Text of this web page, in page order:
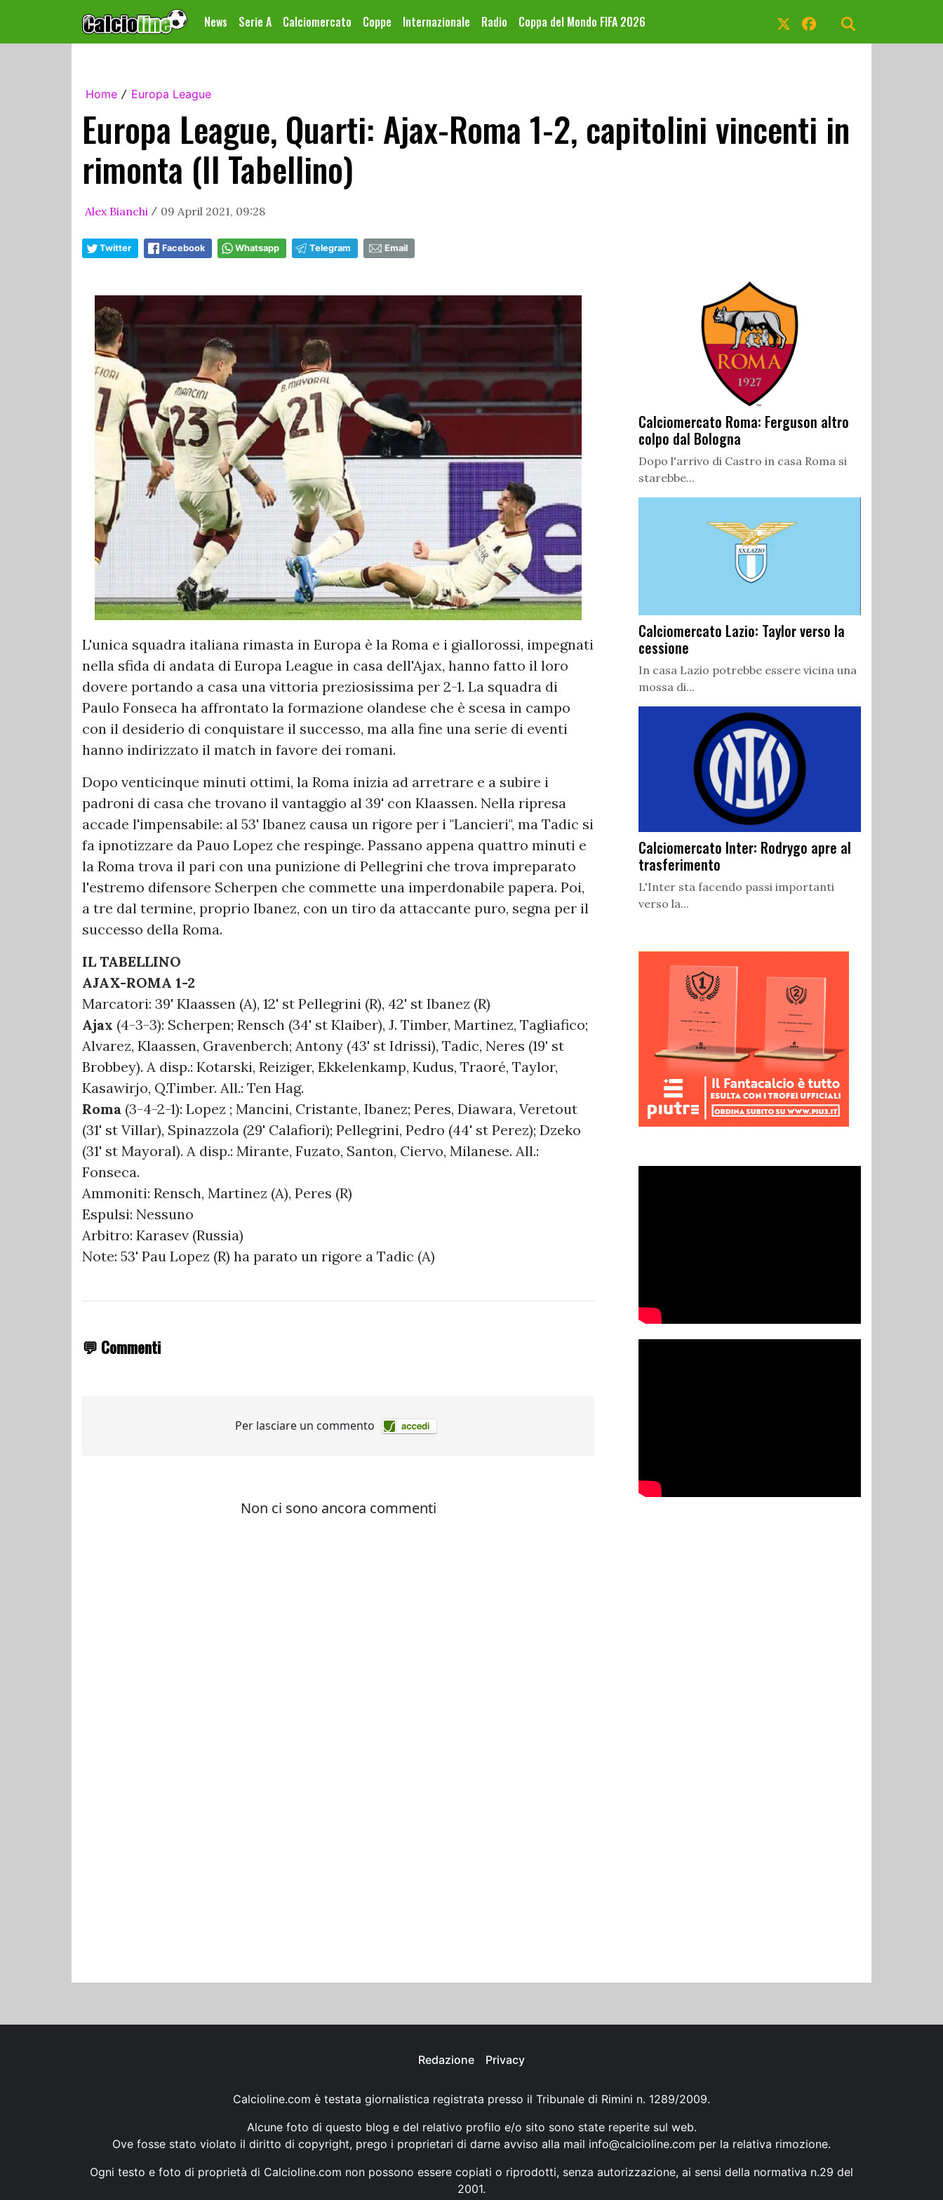
News Serie A Calciomercato Coppe Internazionale Radio Coppa del Mondo FIFA 2026
Home / Europa League
Europa League, Quarti: Ajax-Roma 1-2, capitolini vincenti in
rimonta (Il Tabellino)
Alex Bianchi / 09 April 2021, 09:28
Twitter Facebook Whatsapp Telegram Email
L'unica squadra italiana rimasta in Europa è la Roma e i giallorossi, impegnati
nella sfida di andata di Europa League in casa dell'Ajax, hanno fatto il loro
dovere portando a casa una vittoria preziosissima per 2-1. La squadra di
Paulo Fonseca ha affrontato la formazione olandese che è scesa in campo
con il desiderio di conquistare il successo, ma alla fine una serie di eventi
hanno indirizzato il match in favore dei romani.
Dopo venticinque minuti ottimi, la Roma inizia ad arretrare e a subire i
padroni di casa che trovano il vantaggio al 39' con Klaassen. Nella ripresa
accade l'impensabile: al 53' Ibanez causa un rigore per i "Lancieri", ma Tadic si
fa ipnotizzare da Pauo Lopez che respinge. Passano appena quattro minuti e
la Roma trova il pari con una punizione di Pellegrini che trova impreparato
l'estremo difensore Scherpen che commette una imperdonabile papera. Poi,
a tre dal termine, proprio Ibanez, con un tiro da attaccante puro, segna per il
successo della Roma.
IL TABELLINO
AJAX-ROMA 1-2
Marcatori: 39' Klaassen (A), 12' st Pellegrini (R), 42' st Ibanez (R)
Ajax (4-3-3): Scherpen; Rensch (34' st Klaiber), J. Timber, Martinez, Tagliafico;
Alvarez, Klaassen, Gravenberch; Antony (43' st Idrissi), Tadic, Neres (19' st
Brobbey). A disp.: Kotarski, Reiziger, Ekkelenkamp, Kudus, Traoré, Taylor,
Kasawirjo, Q.Timber. All.: Ten Hag.
Roma (3-4-2-1): Lopez ; Mancini, Cristante, Ibanez; Peres, Diawara, Veretout
(31' st Villar), Spinazzola (29' Calafiori); Pellegrini, Pedro (44' st Perez); Dzeko
(31' st Mayoral). A disp.: Mirante, Fuzato, Santon, Ciervo, Milanese. All.:
Fonseca.
Ammoniti: Rensch, Martinez (A), Peres (R)
Espulsi: Nessuno
Arbitro: Karasev (Russia)
Note: 53' Pau Lopez (R) ha parato un rigore a Tadic (A)
💬 Commenti
Calciomercato Roma: Ferguson altro
colpo dal Bologna
Dopo l'arrivo di Castro in casa Roma si
starebbe...
Calciomercato Lazio: Taylor verso la
cessione
In casa Lazio potrebbe essere vicina una
mossa di...
Calciomercato Inter: Rodrygo apre al
trasferimento
L'Inter sta facendo passi importanti
verso la...
Redazione Privacy
Calcioline.com è testata giornalistica registrata presso il Tribunale di Rimini n. 1289/2009.
Alcune foto di questo blog e del relativo profilo e/o sito sono state reperite sul web.
Ove fosse stato violato il diritto di copyright, prego i proprietari di darne avviso alla mail info@calcioline.com per la relativa rimozione.
Ogni testo e foto di proprietà di Calcioline.com non possono essere copiati o riprodotti, senza autorizzazione, ai sensi della normativa n.29 del
2001.